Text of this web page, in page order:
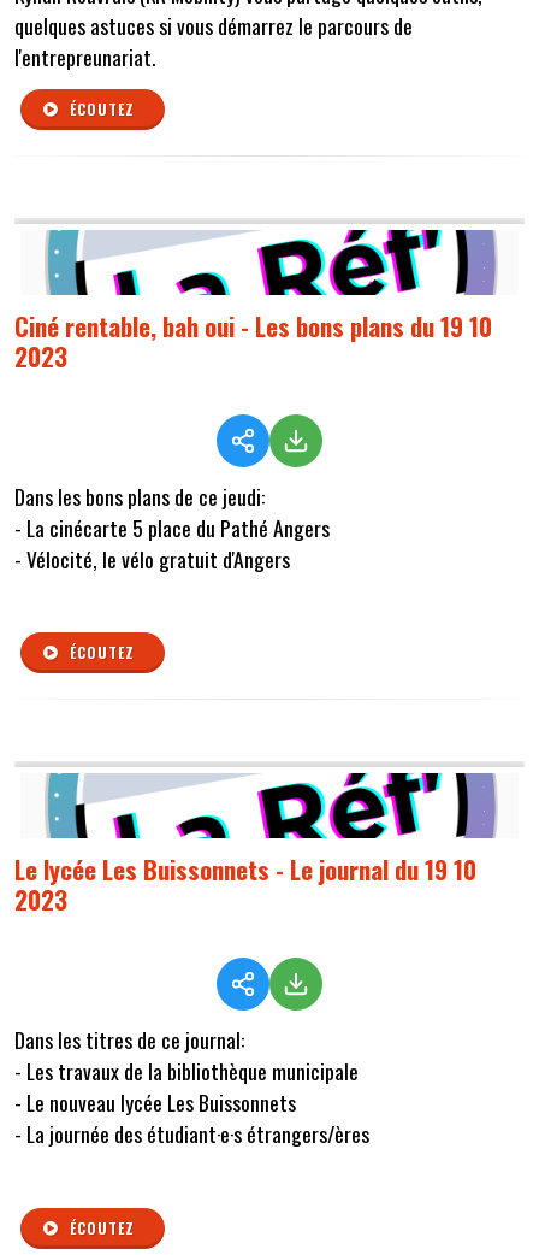
quelques astuces si vous démarrez le parcours de
l'entrepreunariat.
ÉCOUTEZ
Ciné rentable, bah oui - Les bons plans du 19 10
2023
Dans les bons plans de ce jeudi:
- La cinécarte 5 place du Pathé Angers
- Vélocité, le vélo gratuit d'Angers
ÉCOUTEZ
Le lycée Les Buissonnets - Le journal du 19 10
2023
Dans les titres de ce journal:
- Les travaux de la bibliothèque municipale
- Le nouveau lycée Les Buissonnets
- La journée des étudiant·e·s étrangers/ères
ÉCOUTEZ